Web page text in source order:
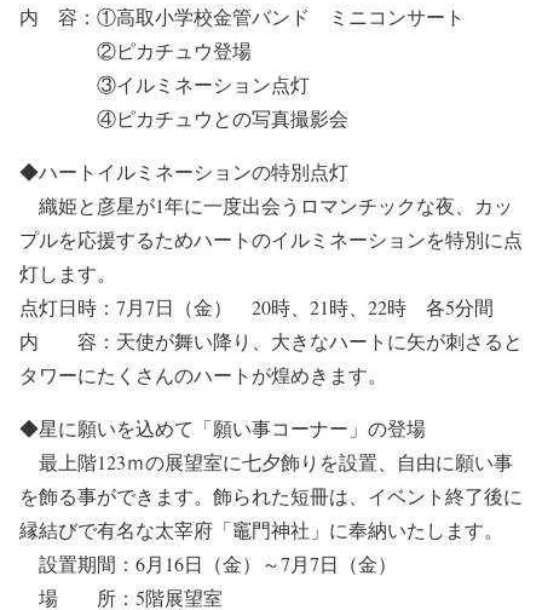
内 容：①高取小学校金管バンド ミニコンサート
②ピカチュウ登場
③イルミネーション点灯
④ピカチュウとの写真撮影会
◆ハートイルミネーションの特別点灯
織姫と彦星が1年に一度出会うロマンチックな夜、カッ
プルを応援するためハートのイルミネーションを特別に点
灯します。
点灯日時：7月7日（金） 20時、21時、22時 各5分間
内 容：天使が舞い降り、大きなハートに矢が刺さると
タワーにたくさんのハートが煌めきます。
◆星に願いを込めて「願い事コーナー」の登場
最上階123ｍの展望室に七夕飾りを設置、自由に願い事
を飾る事ができます。飾られた短冊は、イベント終了後に
縁結びで有名な太宰府「竈門神社」に奉納いたします。
設置期間：6月16日（金）～7月7日（金）
場 所：5階展望室